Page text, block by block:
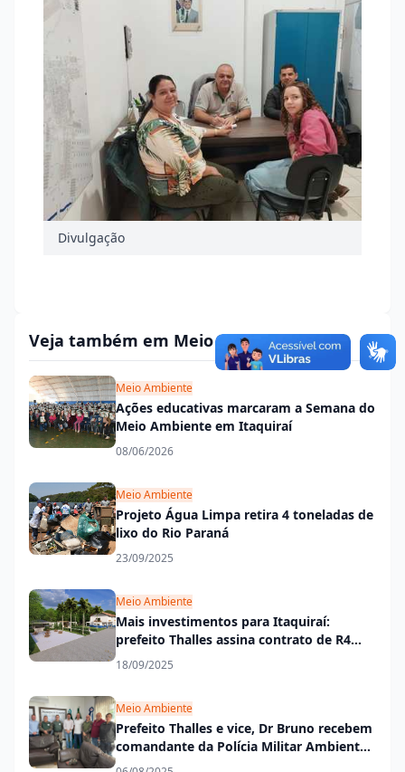
Divulgação
Veja também em Meio Ambiente
Meio Ambiente
Ações educativas marcaram a Semana do
Meio Ambiente em Itaquiraí
08/06/2026
Meio Ambiente
Projeto Água Limpa retira 4 toneladas de
lixo do Rio Paraná
23/09/2025
Meio Ambiente
Mais investimentos para Itaquiraí:
prefeito Thalles assina contrato de R4
milhões para transformar o Bosque
18/09/2025
Meio Ambiente
Prefeito Thalles e vice, Dr Bruno recebem
comandante da Polícia Militar Ambiental
para alinhar ações de proteção ambiental